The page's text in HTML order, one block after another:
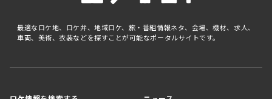
最適なロケ地、ロケ弁、地域ロケ、旅・番組情報ネタ、会場、機材、求人、
車両、美術、衣装などを探すことが可能なポータルサイトです。